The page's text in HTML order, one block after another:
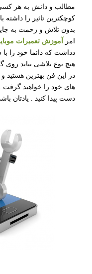
مطالب و دانش به هر کسی
کوچکترین تاثیر را
بدون تلاش و زحمت به
امر
آموزش تعمیرات
دداشت که دائما خود را با
هیچ نوع تلاشی نباید
در این فن بهترین
های خود را خواهید گرفت
دست پیدا کنید . یادتان